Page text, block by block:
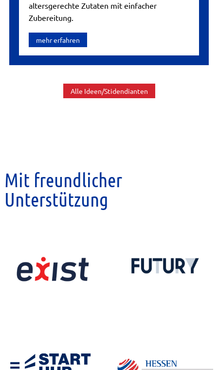
altersgerechte Zutaten mit einfacher
Zubereitung.
mehr erfahren
Alle Ideen/Stidendianten
Mit freundlicher
Unterstützung